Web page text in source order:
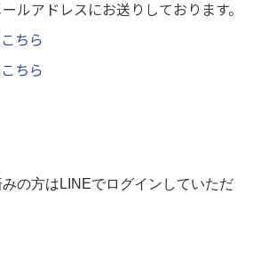
ルアドレスにお送りしております。
こちら
こちら
の方はLINEでログインしていただ